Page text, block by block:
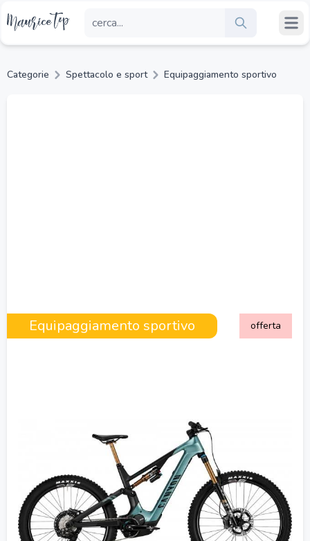
Categorie Spettacolo e sport Equipaggiamento sportivo
Equipaggiamento sportivo offerta